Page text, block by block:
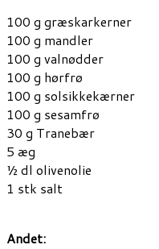
100 g græskarkerner
100 g mandler
100 g valnødder
100 g hørfrø
100 g solsikkekærner
100 g sesamfrø
30 g Tranebær
5 æg
½ dl olivenolie
1 stk salt
Andet: